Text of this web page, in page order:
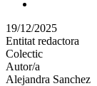
altres
xarxes
socials
19/12/2025
Entitat redactora
Colectic
Autor/a
Alejandra Sanchez